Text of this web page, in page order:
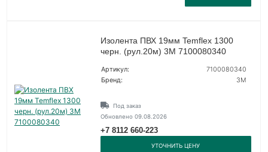
Изолента ПВХ 19мм Temflex 1300
черн. (рул.20м) 3М 7100080340
Артикул:
7100080340
Бренд:
3М
Под заказ
Обновлено 09.08.2026
+7 8112 660-223
УТОЧНИТЬ ЦЕНУ